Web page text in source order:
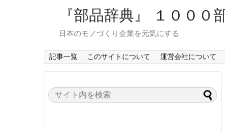
『部品辞典』 １００
日本のモノづくり企業を元気にする
記事一覧 このサイトについて 運営会社について